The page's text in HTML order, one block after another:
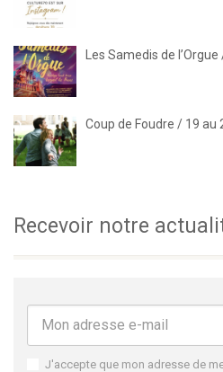
Les Samedis de
Coup de Foudre / 19 au
Recevoir notre
J'accepte que mon adresse de